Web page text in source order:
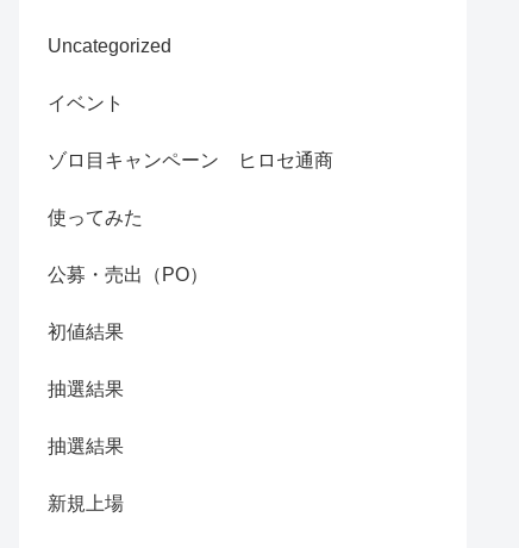
Uncategorized
イベント
ゾロ目キャンペーン ヒロセ通商
使ってみた
公募・売出（PO）
初値結果
抽選結果
抽選結果
新規上場